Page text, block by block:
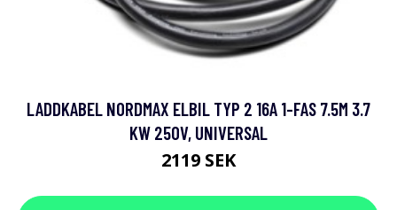
LADDKABEL NORDMAX ELBIL TYP 2 16A 1-FAS 7.5M 3.7
KW 250V, UNIVERSAL
2119 SEK